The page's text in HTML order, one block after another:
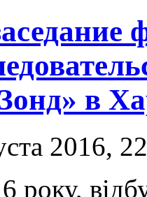
в
2016,
року,